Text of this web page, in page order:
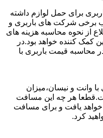
برای حمل لوازم داشته
برخی شرکت های باربری و
از نحوه محاسبه هزینه های
کمک کننده خواهد بود.در
محاسبه قیمت باربری با
وانت و نیسان،میزان
هر چه این مسافت
خواهد یافت و برای مسافت
کرد.